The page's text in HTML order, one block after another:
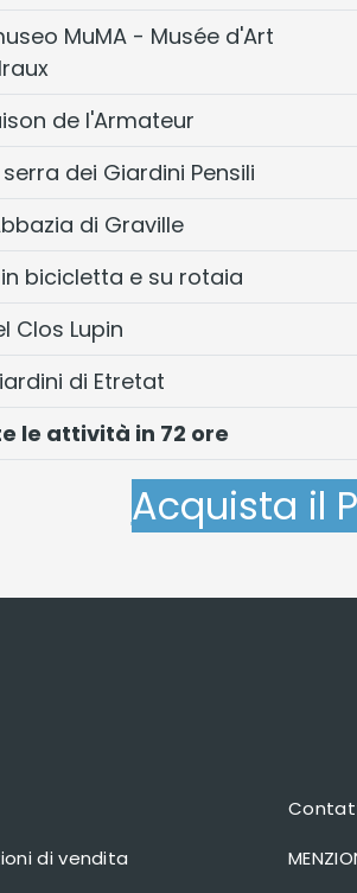
MuMA - Musée d'Art
de l'Armateur
dei Giardini Pensili
di Graville
bicicletta e su rotaia
Clos Lupin
di Etretat
le attività in 72 ore
Acquista il
di vendita